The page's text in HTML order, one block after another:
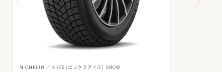
MICHELIN X-ICE(エックスアイス) SNOW